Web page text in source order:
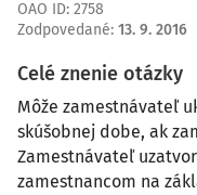
OAO ID: 2758
Zodpovedané: 13. 9. 2016
Celé znenie otázky
Môže zamestnávateľ
skúšobnej dobe, ak
Zamestnávateľ
zamestnancom na